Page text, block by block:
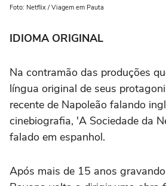
Foto: Netflix / Viagem em Pauta
IDIOMA ORIGINAL
Na contramão das produções
língua original de seus
recente de Napoleão falando
cinebiografia, 'A Sociedade da
falado em espanhol.
Após mais de 15 anos